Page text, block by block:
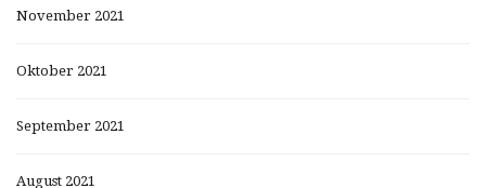
November 2021
Oktober 2021
September 2021
August 2021